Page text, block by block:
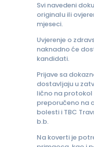
Svi navedeni
originalu ili
mjeseci.
Uvjerenje o
naknadno će
kandidati.
Prijave sa
dostavljaju u
lično na
preporučeno na
bolesti i TBC
b.b.
Na koverti je